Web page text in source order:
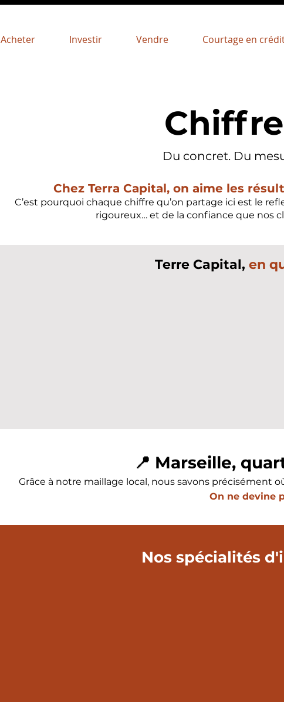
Acheter Investir Vendre Courtage en
Du concret. Du
Chez Terra Capital, on aime les
C’est pourquoi chaque chiffre qu’on partage ici est le
rigoureux… et de la confiance que nos
Terre Capital, en
📍 Marseille,
Grâce à notre maillage local, nous savons précisément
On ne devine
Nos spécialités